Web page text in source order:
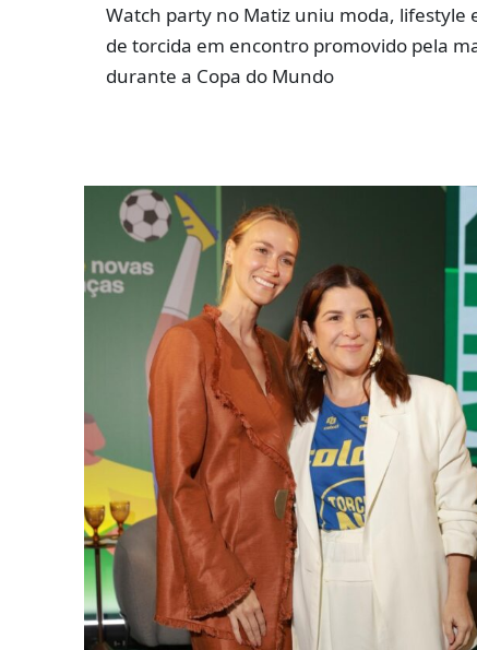
Watch party no Matiz uniu moda, lifestyle
de torcida em encontro promovido pela
durante a Copa do Mundo